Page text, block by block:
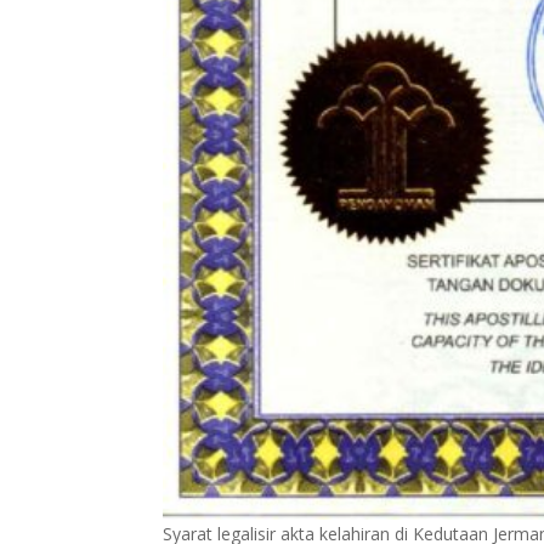
Syarat legalisir akta kelahiran di Kedutaan